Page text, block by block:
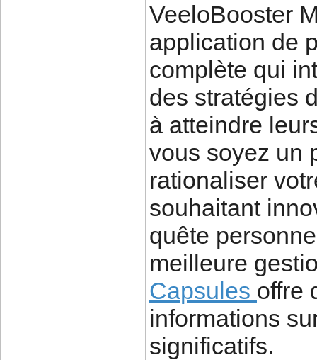
VeeloBooster
application de
complète qui
des stratégies
à atteindre
vous soyez un
rationaliser
souhaitant
quête
meilleure
Capsules offre
informations
significatifs.